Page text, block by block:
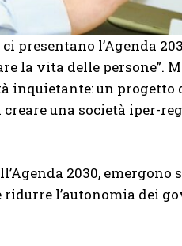
l’Agenda
la vita delle persone”.
inquietante: un progetto
una società iper-
2030,
l’autonomia dei